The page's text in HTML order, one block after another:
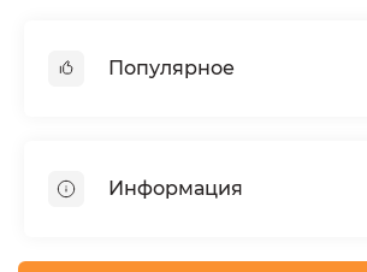
Популярное
Багажники на крышу
Информация